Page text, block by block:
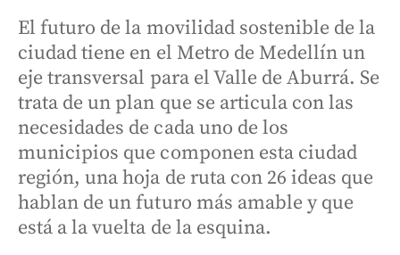
El futuro de la movilidad sostenible de la
ciudad tiene en el Metro de Medellín un
eje transversal para el Valle de Aburrá. Se
trata de un plan que se articula con las
necesidades de cada uno de los
municipios que componen esta ciudad
región, una hoja de ruta con 26 ideas que
hablan de un futuro más amable y que
está a la vuelta de la esquina.